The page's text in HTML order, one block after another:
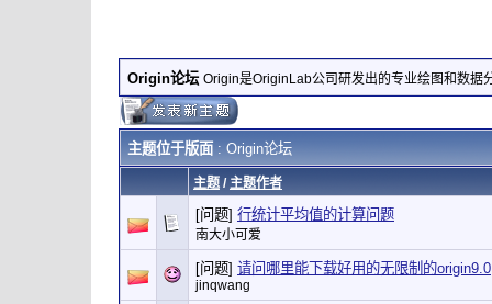
Origin论坛 Origin是OriginLab公司研发出的专业绘图和数据
主题位于版面: Origin论坛
主题/ 主题作者
[问题] 行统计平均值的计算问题
南大小可爱
[问题] 请问哪里能下载好用的无限制的origin9.0
jinqwang